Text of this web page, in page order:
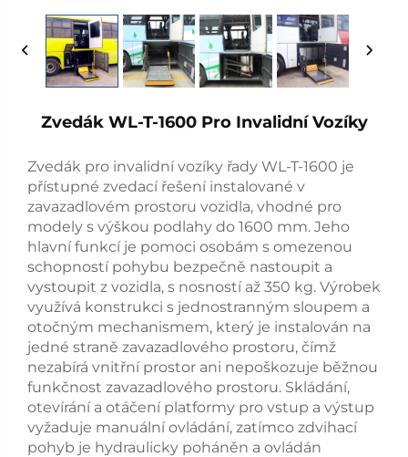
Zvedák WL-T-1600 Pro Invalidní Vozíky
Zvedák pro invalidní vozíky řady WL-T-1600 je
přístupné zvedací řešení instalované v
zavazadlovém prostoru vozidla, vhodné pro
modely s výškou podlahy do 1600 mm. Jeho
hlavní funkcí je pomoci osobám s omezenou
schopností pohybu bezpečně nastoupit a
vystoupit z vozidla, s nosností až 350 kg. Výrobek
využívá konstrukci s jednostranným sloupem a
otočným mechanismem, který je instalován na
jedné straně zavazadlového prostoru, čímž
nezabírá vnitřní prostor ani nepoškozuje běžnou
funkčnost zavazadlového prostoru. Skládání,
otevírání a otáčení platformy pro vstup a výstup
vyžaduje manuální ovládání, zatímco zdvihací
pohyb je hydraulicky poháněn a ovládán